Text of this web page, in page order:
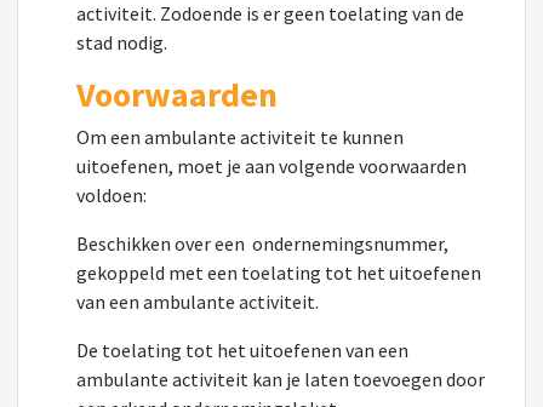
activiteit. Zodoende is er geen toelating van de
stad nodig.
Voorwaarden
Om een ambulante activiteit te kunnen
uitoefenen, moet je aan volgende voorwaarden
voldoen:
Beschikken over een ondernemingsnummer,
gekoppeld met een toelating tot het uitoefenen
van een ambulante activiteit.
De toelating tot het uitoefenen van een
ambulante activiteit kan je laten toevoegen door